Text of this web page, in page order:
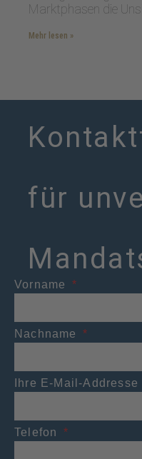
Marktphasen die
Mehr lesen »
für
Vorname
Nachname
Ihre E-Mail-Addresse
Telefon